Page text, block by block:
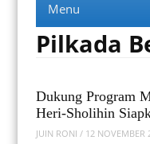
content
Pilkada
Dukung Program
Heri-Sholihin
JUIN RONI / 12 NOVEMBER